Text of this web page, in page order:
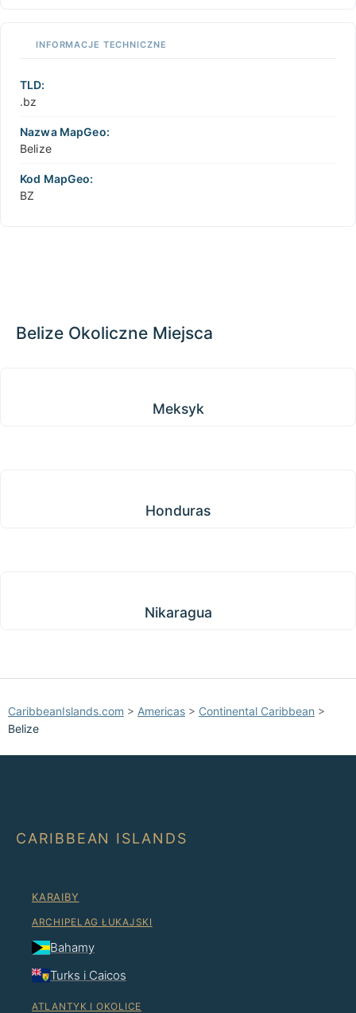
INFORMACJE TECHNICZNE
TLD:
.bz
Nazwa MapGeo:
Belize
Kod MapGeo:
BZ
Belize Okoliczne Miejsca
Meksyk
Honduras
Nikaragua
CaribbeanIslands.com > Americas > Continental Caribbean >
Belize
CARIBBEAN ISLANDS
KARAIBY
ARCHIPELAG ŁUKAJSKI
Bahamy
Turks i Caicos
ATLANTYK I OKOLICE